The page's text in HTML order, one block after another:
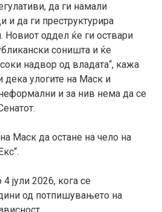
да ги намали
и да ги преструктурира
Новиот оддел ќе ги оствари
соништа и ќе
надвор од владата“, кажа
дека улогите на Маск и
и за нив нема да се
Маск да остане на чело на
јули 2026, кога се
од потпишувањето на